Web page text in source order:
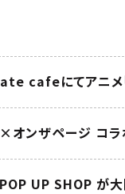
cafeにてアニメ
オンザページ コラ
UP SHOP が大